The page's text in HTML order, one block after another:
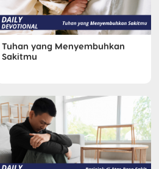
Tuhan yang Menyembuhkan
Sakitmu